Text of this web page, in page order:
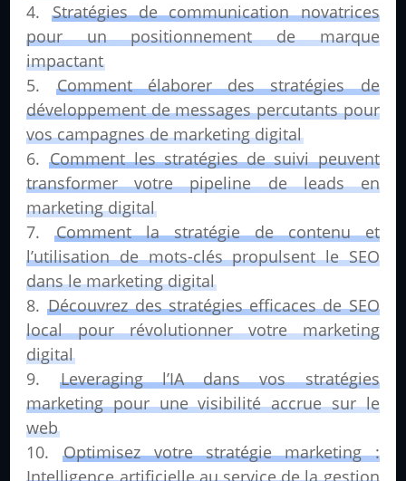
Stratégies de communication novatrices
pour un positionnement de marque
impactant
Comment élaborer des stratégies de
développement de messages percutants pour
vos campagnes de marketing digital
Comment les stratégies de suivi peuvent
transformer votre pipeline de leads en
marketing digital
Comment la stratégie de contenu et
l’utilisation de mots-clés propulsent le SEO
dans le marketing digital
Découvrez des stratégies efficaces de SEO
local pour révolutionner votre marketing
digital
Leveraging l’IA dans vos stratégies
marketing pour une visibilité accrue sur le
web
Optimisez votre stratégie marketing :